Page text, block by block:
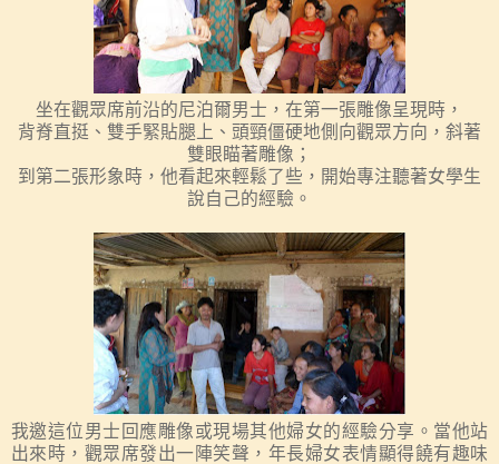
坐在觀眾席前沿的尼泊爾男士， 在第一張雕像呈現時，
背脊直挺、雙手緊貼腿上、頭頸僵硬地側向觀眾方向， 斜著
雙眼瞄著雕像 ；
到第二張形象時， 他看起來輕鬆了些，開始專注聽著女學生
說自己的經驗。
我邀這位男士回應雕像或現場其他婦女的經驗分享。當他站
出來時，觀眾席發出一陣笑聲，年長婦女表情顯得饒有趣味